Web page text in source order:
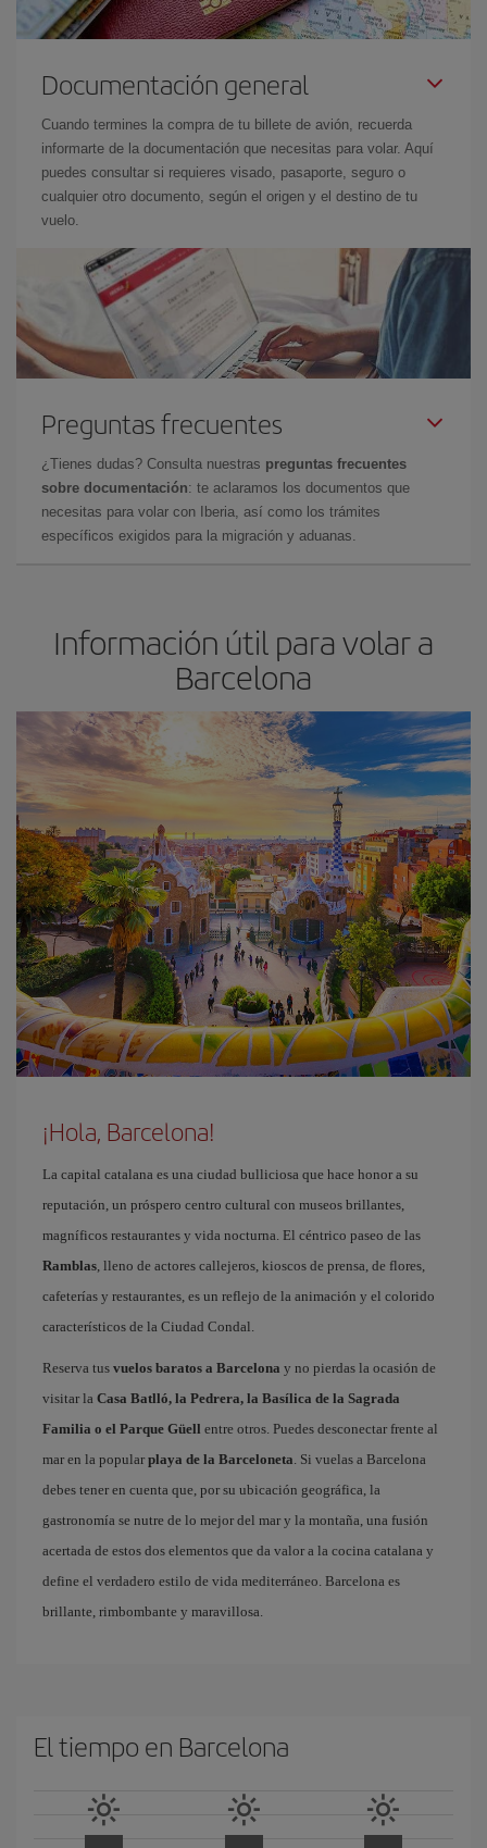
Documentación general
Cuando termines la compra de tu billete de avión, recuerda
informarte de la documentación que necesitas para volar. Aquí
puedes consultar si requieres visado, pasaporte, seguro o
cualquier otro documento, según el origen y el destino de tu
vuelo.
Preguntas frecuentes
¿Tienes dudas? Consulta nuestras preguntas frecuentes
sobre documentación: te aclaramos los documentos que
necesitas para volar con Iberia, así como los trámites
específicos exigidos para la migración y aduanas.
Información útil para volar a
Barcelona
¡Hola, Barcelona!
La capital catalana es una ciudad bulliciosa que hace honor a su
reputación, un próspero centro cultural con museos brillantes,
magníficos restaurantes y vida nocturna. El céntrico paseo de las
Ramblas, lleno de actores callejeros, kioscos de prensa, de flores,
cafeterías y restaurantes, es un reflejo de la animación y el colorido
característicos de la Ciudad Condal.
Reserva tus vuelos baratos a Barcelona y no pierdas la ocasión de
visitar la Casa Batlló, la Pedrera, la Basílica de la Sagrada
Familia o el Parque Güell entre otros. Puedes desconectar frente al
mar en la popular playa de la Barceloneta. Si vuelas a Barcelona
debes tener en cuenta que, por su ubicación geográfica, la
gastronomía se nutre de lo mejor del mar y la montaña, una fusión
acertada de estos dos elementos que da valor a la cocina catalana y
define el verdadero estilo de vida mediterráneo. Barcelona es
brillante, rimbombante y maravillosa.
El tiempo en Barcelona